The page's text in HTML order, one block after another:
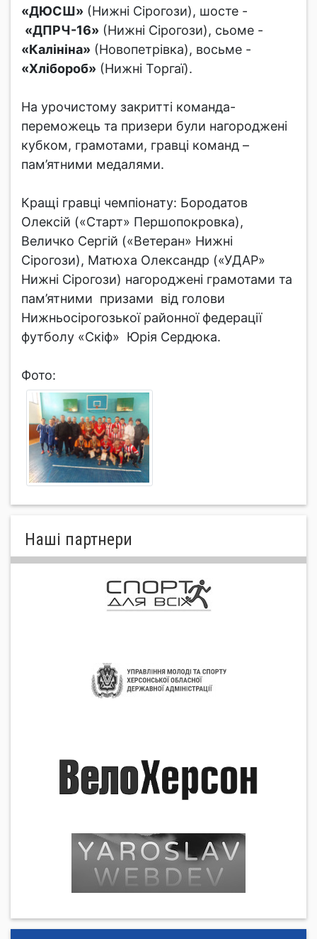
«ДЮСШ» (Нижні Сірогози), шосте -
«ДПРЧ-16» (Нижні Сірогози), сьоме -
«Калініна» (Новопетрівка), восьме -
«Хлібороб» (Нижні Торгаї).
На урочистому закритті команда-
переможець та призери були нагороджені
кубком, грамотами, гравці команд –
пам’ятними медалями.
Кращі гравці чемпіонату: Бородатов
Олексій («Старт» Першопокровка),
Величко Сергій («Ветеран» Нижні
Сірогози), Матюха Олександр («УДАР»
Нижні Сірогози) нагороджені грамотами та
пам’ятними призами від голови
Нижньосірогозької районної федерації
футболу «Скіф» Юрія Сердюка.
Фото:
Нашi партнери